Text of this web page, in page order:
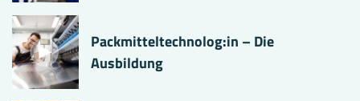
Packmitteltechnolog:in – Die
Ausbildung